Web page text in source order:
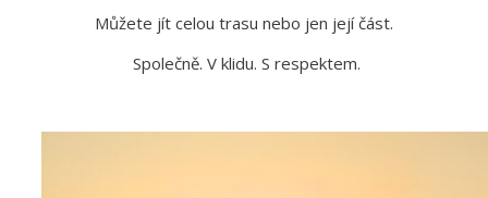
Můžete jít celou trasu nebo jen její část.
Společně. V klidu. S respektem.